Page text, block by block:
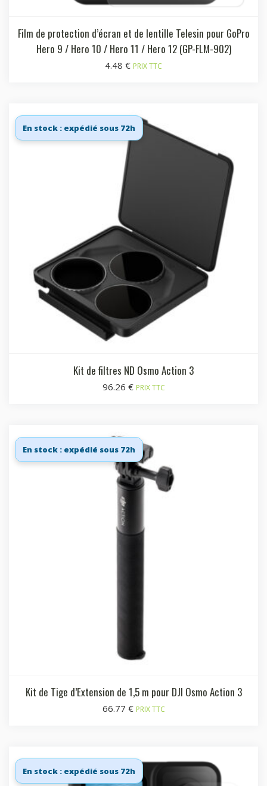
Film de protection d’écran et de lentille Telesin pour GoPro
Hero 9 / Hero 10 / Hero 11 / Hero 12 (GP-FLM-902)
4.48 € PRIX TTC
En stock : expédié sous 72h
Kit de filtres ND Osmo Action 3
96.26 € PRIX TTC
En stock : expédié sous 72h
Kit de Tige d’Extension de 1,5 m pour DJI Osmo Action 3
66.77 € PRIX TTC
En stock : expédié sous 72h